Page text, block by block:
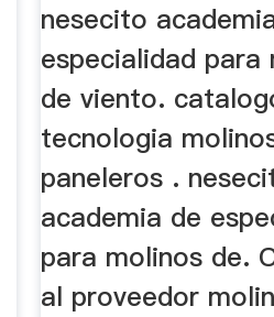
nesecito
especialidad para
de viento.
tecnologia
paneleros .
academia de
para molinos de.
al proveedor